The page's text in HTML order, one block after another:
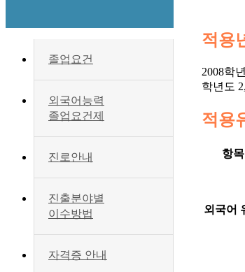
졸업요건
외국어능력
졸업요건제
진로안내
진출분야별
이수방법
자격증 안내
적용
2008학
학년도
적용
항목
외국어